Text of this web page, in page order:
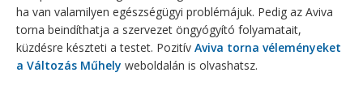
ha van valamilyen egészségügyi problémájuk. Pedig az Aviva
torna beindíthatja a szervezet öngyógyító folyamatait,
küzdésre készteti a testet. Pozitív Aviva torna véleményeket
a Változás Műhely weboldalán is olvashatsz.